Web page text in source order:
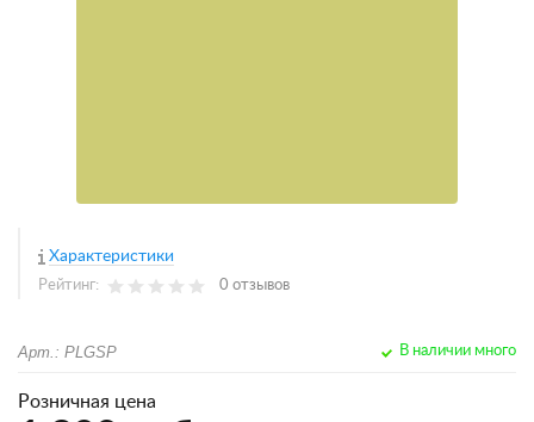
Характеристики
Рейтинг: 0 отзывов
Арт.: PLGSP В наличии много
Розничная цена